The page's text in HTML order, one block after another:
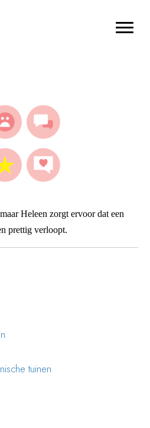
Heleen zorgt ervoor dat een
prettig verloopt.
tuinen